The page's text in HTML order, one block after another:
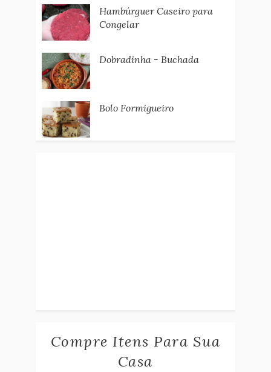
Hambúrguer Caseiro para
Congelar
Dobradinha - Buchada
Bolo Formigueiro
Compre Itens Para Sua
Casa